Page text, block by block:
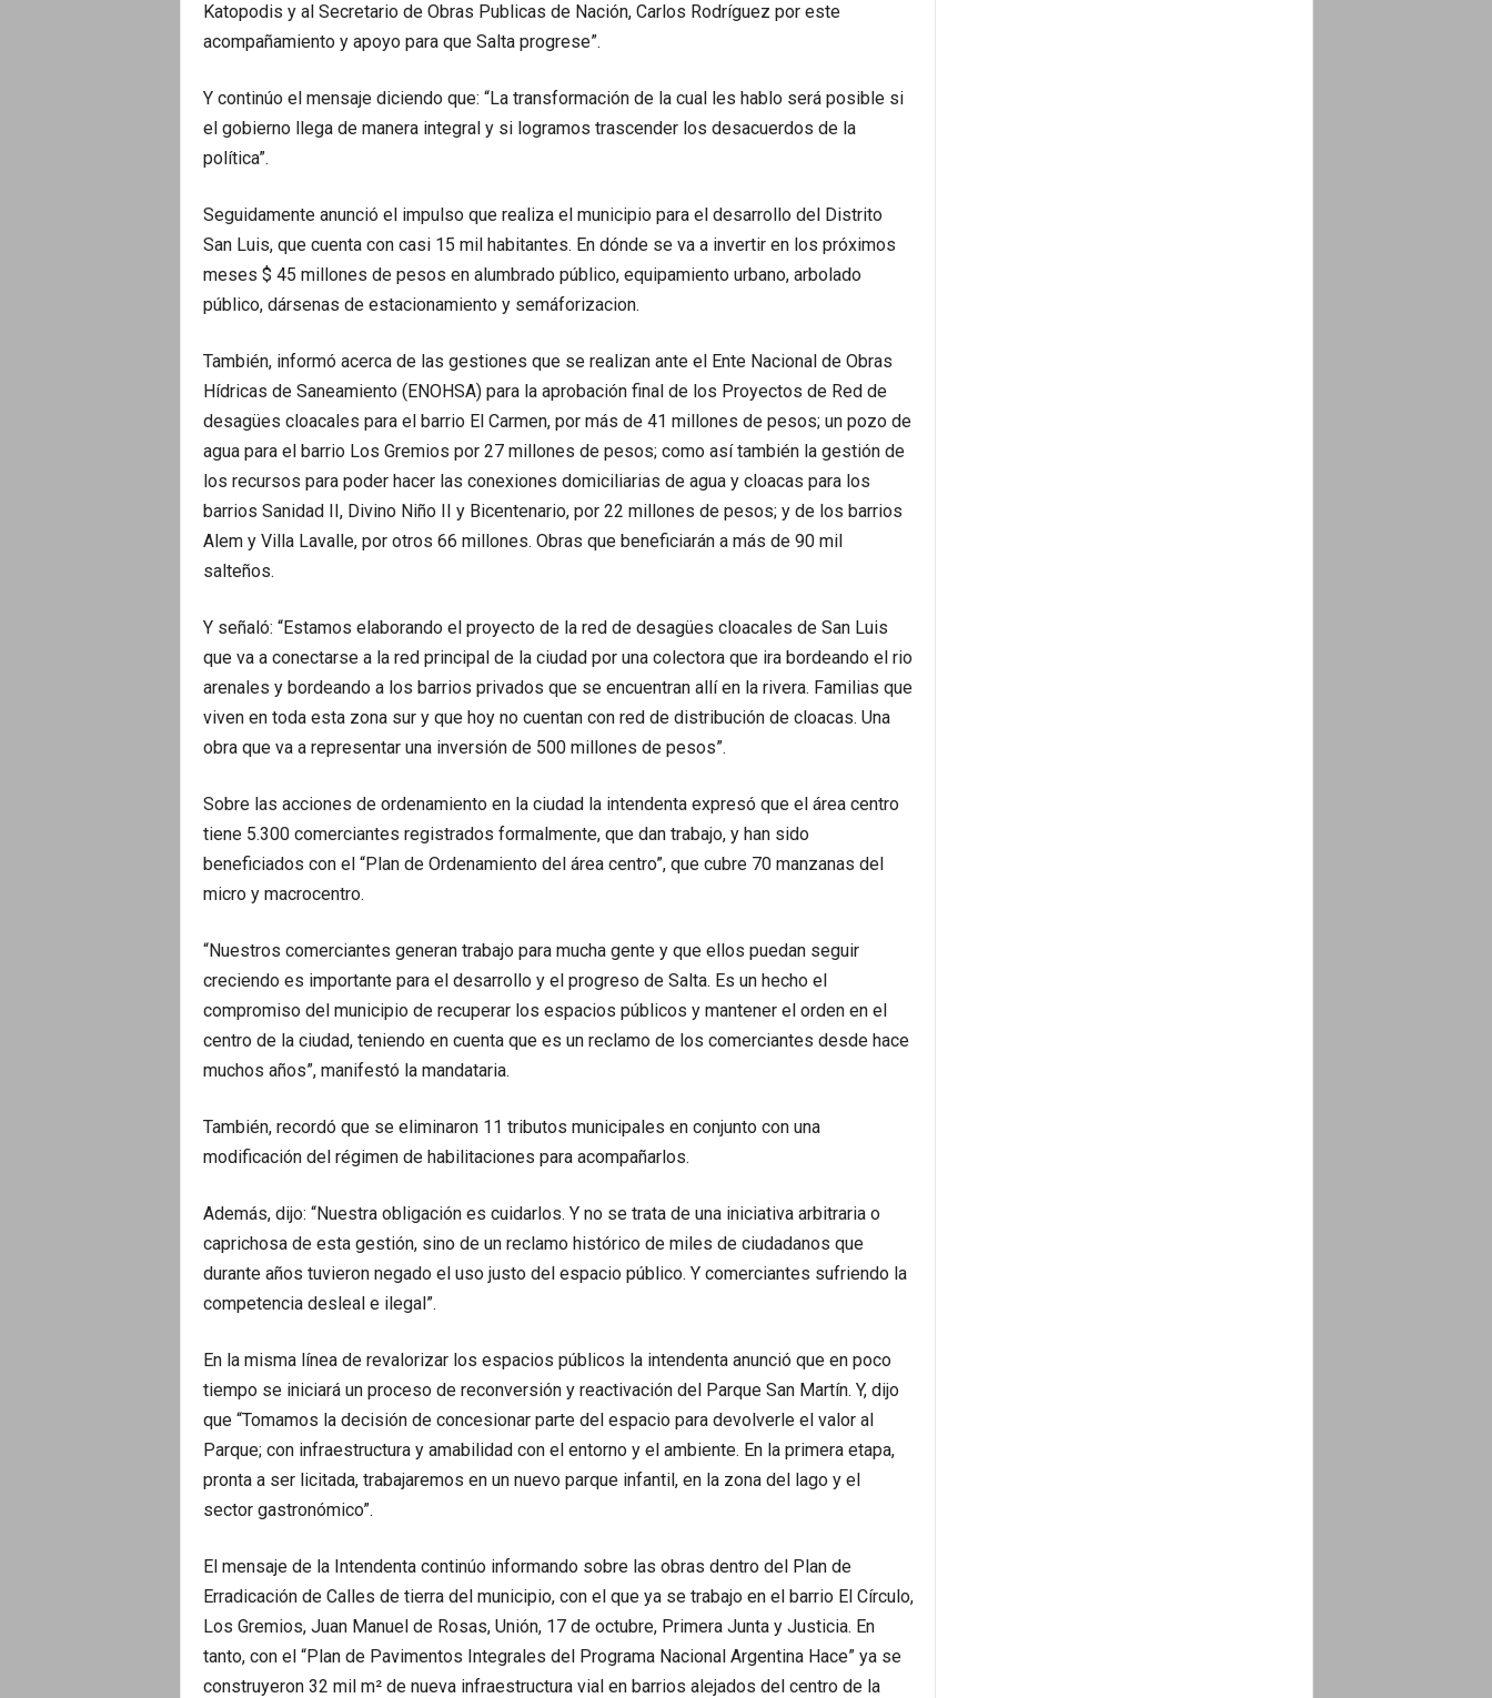
Katopodis y al Secretario de Obras Publicas de Nación, Carlos Rodríguez por este
acompañamiento y apoyo para que Salta progrese”.
Y continúo el mensaje diciendo que: “La transformación de la cual les hablo será posible si
el gobierno llega de manera integral y si logramos trascender los desacuerdos de la
política”.
Seguidamente anunció el impulso que realiza el municipio para el desarrollo del Distrito
San Luis, que cuenta con casi 15 mil habitantes. En dónde se va a invertir en los próximos
meses $ 45 millones de pesos en alumbrado público, equipamiento urbano, arbolado
público, dársenas de estacionamiento y semáforizacion.
También, informó acerca de las gestiones que se realizan ante el Ente Nacional de Obras
Hídricas de Saneamiento (ENOHSA) para la aprobación final de los Proyectos de Red de
desagües cloacales para el barrio El Carmen, por más de 41 millones de pesos; un pozo de
agua para el barrio Los Gremios por 27 millones de pesos; como así también la gestión de
los recursos para poder hacer las conexiones domiciliarias de agua y cloacas para los
barrios Sanidad II, Divino Niño II y Bicentenario, por 22 millones de pesos; y de los barrios
Alem y Villa Lavalle, por otros 66 millones. Obras que beneficiarán a más de 90 mil
salteños.
Y señaló: “Estamos elaborando el proyecto de la red de desagües cloacales de San Luis
que va a conectarse a la red principal de la ciudad por una colectora que ira bordeando el rio
arenales y bordeando a los barrios privados que se encuentran allí en la rivera. Familias que
viven en toda esta zona sur y que hoy no cuentan con red de distribución de cloacas. Una
obra que va a representar una inversión de 500 millones de pesos”.
Sobre las acciones de ordenamiento en la ciudad la intendenta expresó que el área centro
tiene 5.300 comerciantes registrados formalmente, que dan trabajo, y han sido
beneficiados con el “Plan de Ordenamiento del área centro”, que cubre 70 manzanas del
micro y macrocentro.
“Nuestros comerciantes generan trabajo para mucha gente y que ellos puedan seguir
creciendo es importante para el desarrollo y el progreso de Salta. Es un hecho el
compromiso del municipio de recuperar los espacios públicos y mantener el orden en el
centro de la ciudad, teniendo en cuenta que es un reclamo de los comerciantes desde hace
muchos años”, manifestó la mandataria.
También, recordó que se eliminaron 11 tributos municipales en conjunto con una
modificación del régimen de habilitaciones para acompañarlos.
Además, dijo: “Nuestra obligación es cuidarlos. Y no se trata de una iniciativa arbitraria o
caprichosa de esta gestión, sino de un reclamo histórico de miles de ciudadanos que
durante años tuvieron negado el uso justo del espacio público. Y comerciantes sufriendo la
competencia desleal e ilegal”.
En la misma línea de revalorizar los espacios públicos la intendenta anunció que en poco
tiempo se iniciará un proceso de reconversión y reactivación del Parque San Martín. Y, dijo
que “Tomamos la decisión de concesionar parte del espacio para devolverle el valor al
Parque; con infraestructura y amabilidad con el entorno y el ambiente. En la primera etapa,
pronta a ser licitada, trabajaremos en un nuevo parque infantil, en la zona del lago y el
sector gastronómico”.
El mensaje de la Intendenta continúo informando sobre las obras dentro del Plan de
Erradicación de Calles de tierra del municipio, con el que ya se trabajo en el barrio El Círculo,
Los Gremios, Juan Manuel de Rosas, Unión, 17 de octubre, Primera Junta y Justicia. En
tanto, con el “Plan de Pavimentos Integrales del Programa Nacional Argentina Hace” ya se
construyeron 32 mil m² de nueva infraestructura vial en barrios alejados del centro de la